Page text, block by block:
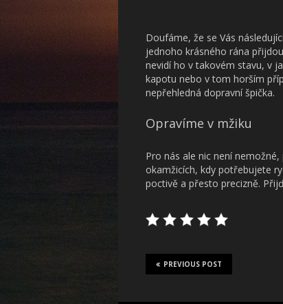
Doufáme, že se Vás
jednoho krásného rána
nevidí ho v takovém stavu, v
kapotu nebo v tom horším
nepřehledná dopravní špička.
Opravíme v mžiku
Pro nás ale nic není
okamžicích, kdy potřebujete
poctivě a přesto precizně.
PREVIOUS POST